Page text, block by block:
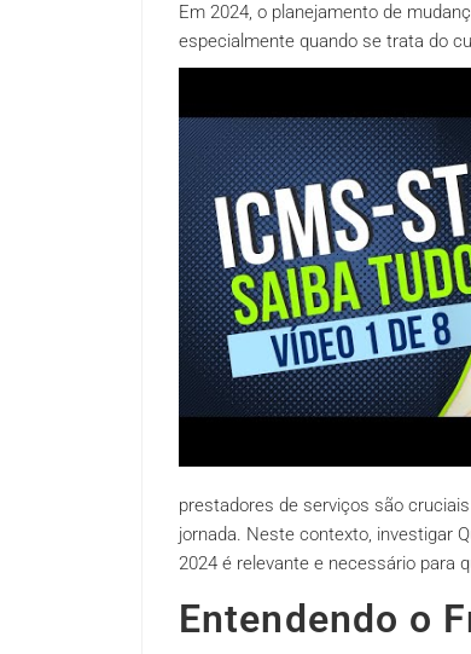
Em 2024, o planejamento de
especialmente quando se trata do
prestadores de serviços são
jornada. Neste contexto, investigar
2024 é relevante e necessário para
Entendendo o